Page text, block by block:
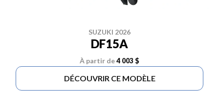
SUZUKI 2026
DF15A
À partir de4 003 $
DÉCOUVRIR CE MODÈLE